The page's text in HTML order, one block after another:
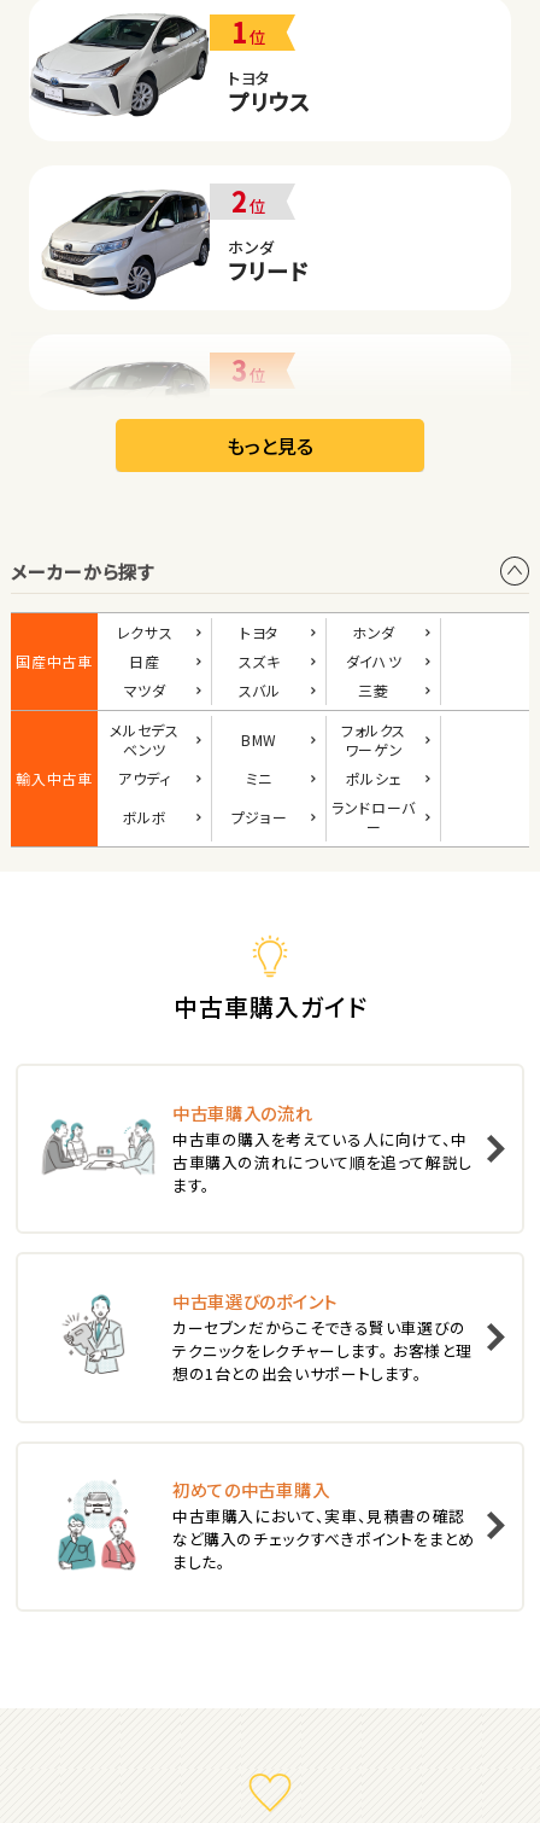
1位
トヨタ
プリウス
2位
ホンダ
フリード
3位
日産
リーフ
1位
ダイハツ
コペン
2
ロードスター
ホンダ
S660
1位
2位
スバル
レガシィツーリングワゴン
3位
トヨタ
カローラフィールダー
もっと見る
メーカーから探す
国産中古車
レクサス トヨタ
ホンダ
日産
スズキ
ダイハツ
マツダ
スバル 三菱
輸入中古車
メルセデス
ベンツ
BMW
フォルクス
ワーゲン
アウディ
ミニ
ポルシェ
ボルボ
プジョー ランドローバ
ー
中古車購入ガイド
中古車購入の流れ
中古車の購入を考えている人に向けて、中
古車購入の流れについて順を追って解説し
ます。
中古車選びのポイント
カーセブンだからこそできる賢い車選びの
テクニックをレクチャーします。 お客様と理
想の1台との出会いサポートします。
初めての中古車購入
中古車購入において、実車、見積書の確認
など購入のチェックすべきポイントをまとめ
ました。